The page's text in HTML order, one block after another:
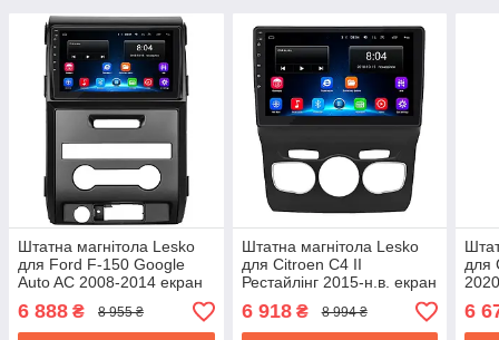
Штатна магнітола Lesko
для Ford F-150 Google
Auto AC 2008-2014 екран
9" 2/32Gb Wi-Fi GPS Base
Форд
6 888 ₴ 8 955 ₴
Штатна магнітола Lesko
для Citroen C4 II
Рестайлінг 2015-н.в. екран
GPS Android
6 918₴ 8 994 ₴
для
6